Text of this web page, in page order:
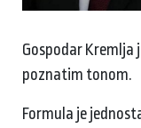
Gospodar Kremlja
poznatim tonom.
Formula je